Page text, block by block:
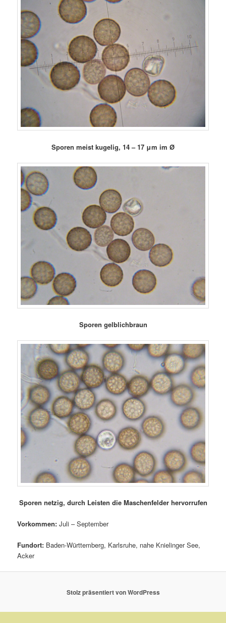
Sporen meist kugelig, 14 – 17 μm im Ø
Sporen gelblichbraun
Sporen netzig, durch Leisten die Maschenfelder hervorrufen
Vorkommen: Juli – September
Fundort: Baden-Württemberg, Karlsruhe, nahe Knielinger See,
Acker
Stolz präsentiert von WordPress